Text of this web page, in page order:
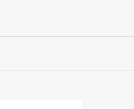
Zagreb. De
de nationale
van de